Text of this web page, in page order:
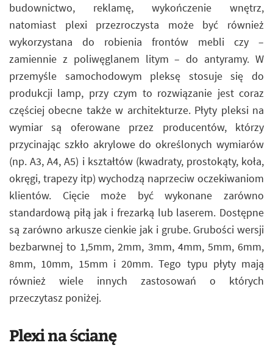
budownictwo, reklamę, wykończenie wnętrz,
natomiast plexi przezroczysta może być również
wykorzystana do robienia frontów mebli czy –
zamiennie z poliwęglanem litym – do antyramy. W
przemyśle samochodowym pleksę stosuje się do
produkcji lamp, przy czym to rozwiązanie jest coraz
częściej obecne także w architekturze. Płyty pleksi na
wymiar są oferowane przez producentów, którzy
przycinając szkło akrylowe do określonych wymiarów
(np. A3, A4, A5) i kształtów (kwadraty, prostokąty, koła,
okręgi, trapezy itp) wychodzą naprzeciw oczekiwaniom
klientów. Cięcie może być wykonane zarówno
standardową piłą jak i frezarką lub laserem. Dostępne
są zarówno arkusze cienkie jak i grube. Grubości wersji
bezbarwnej to 1,5mm, 2mm, 3mm, 4mm, 5mm, 6mm,
8mm, 10mm, 15mm i 20mm. Tego typu płyty mają
również wiele innych zastosowań o których
przeczytasz poniżej.
Plexi na ścianę